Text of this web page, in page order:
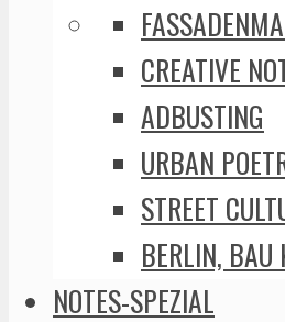
CREATIVE
ADBUSTING
URBAN
STREET
BERLIN, BAU
NOTES-SPEZIAL